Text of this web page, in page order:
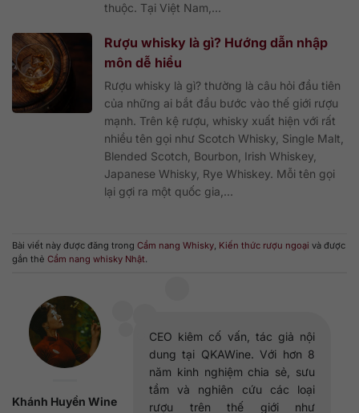
thuộc. Tại Việt Nam,...
Rượu whisky là gì? Hướng dẫn nhập
môn dễ hiểu
Rượu whisky là gì? thường là câu hỏi đầu tiên
của những ai bắt đầu bước vào thế giới rượu
mạnh. Trên kệ rượu, whisky xuất hiện với rất
nhiều tên gọi như Scotch Whisky, Single Malt,
Blended Scotch, Bourbon, Irish Whiskey,
Japanese Whisky, Rye Whiskey. Mỗi tên gọi
lại gợi ra một quốc gia,...
Bài viết này được đăng trong Cẩm nang Whisky, Kiến thức rượu ngoại và được
gắn thẻ Cẩm nang whisky Nhật.
Khánh Huyền Wine
CEO kiêm cố vấn, tác giả nội
dung tại QKAWine. Với hơn 8
năm kinh nghiệm chia sẻ, sưu
tầm và nghiên cứu các loại
rượu trên thế giới như